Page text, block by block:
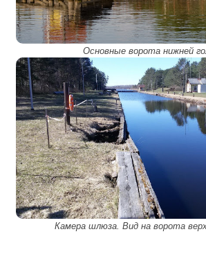
Основные ворота нижней
Камера шлюза. Вид на ворота